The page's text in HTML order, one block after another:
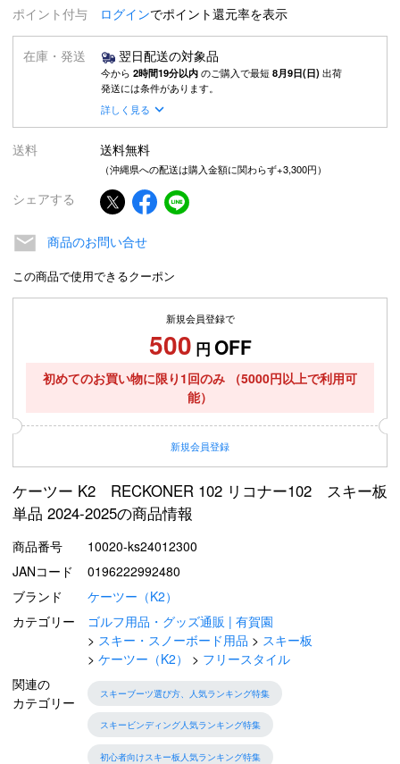
ポイント付与 ログインでポイント還元率を表示
在庫・発送 翌日配送の対象品
今から 2時間19分以内のご購入で最短8月9日(日)出荷
発送には条件があります。
詳しく見る
送料 送料無料
（沖縄県への配送は購入金額に関わらず+3,300円）
シェアする
商品のお問い合せ
この商品で使用できるクーポン
新規会員登録で
500 円 OFF
初めてのお買い物に限り1回のみ
（5000円以上で利用可
能）
新規会員登録
ケーツー K2 RECKONER 102 リコナー102 スキー板
単品 2024-2025の商品情報
商品番号
10020-ks24012300
JANコード
0196222992480
ブランド
ケーツー（K2）
カテゴリー
ゴルフ用品・グッズ通販 | 有賀園
スキー・スノーボード用品
スキー板
ケーツー（K2）
フリースタイル
関連の
カテゴリー
スキーブーツ選び方、人気ランキング特集
スキービンディング人気ランキング特集
初心者向けスキー板人気ランキング特集